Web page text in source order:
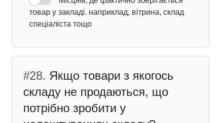
товар у закладі. наприклад, вітрина, склад
спеціаліста тощо
#28. Якщо товари з якогось
складу не продаються, що
потрібно зробити у